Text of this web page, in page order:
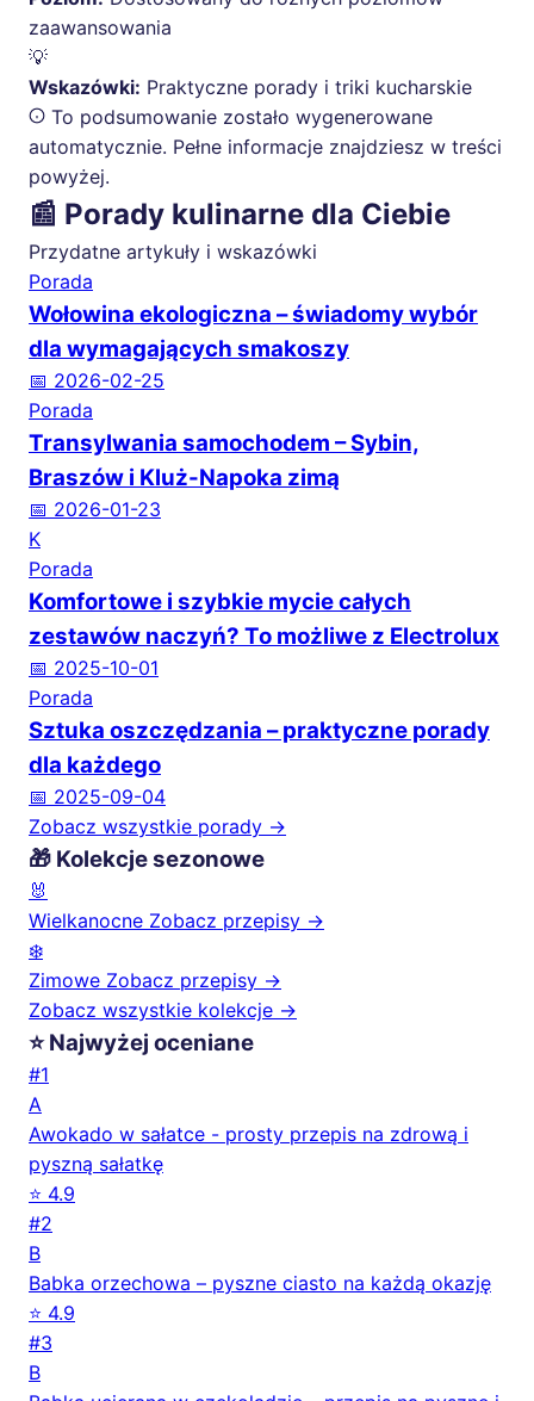
zaawansowania
💡
Wskazówki: Praktyczne porady i triki kucharskie
To podsumowanie zostało wygenerowane
automatycznie. Pełne informacje znajdziesz w treści
powyżej.
📰 Porady kulinarne dla Ciebie
Przydatne artykuły i wskazówki
Porada
Wołowina ekologiczna – świadomy wybór
dla wymagających smakoszy
📅 2026-02-25
Porada
Transylwania samochodem – Sybin,
Braszów i Kluż-Napoka zimą
📅 2026-01-23
K
Porada
Komfortowe i szybkie mycie całych
zestawów naczyń? To możliwe z Electrolux
📅 2025-10-01
Porada
Sztuka oszczędzania – praktyczne porady
dla każdego
📅 2025-09-04
Zobacz wszystkie porady →
🎁 Kolekcje sezonowe
🐰
Wielkanocne Zobacz przepisy →
❄️
Zimowe Zobacz przepisy →
Zobacz wszystkie kolekcje →
⭐ Najwyżej oceniane
#1
A
Awokado w sałatce - prosty przepis na zdrową i
pyszną sałatkę
⭐ 4.9
#2
B
Babka orzechowa – pyszne ciasto na każdą okazję
⭐ 4.9
#3
B